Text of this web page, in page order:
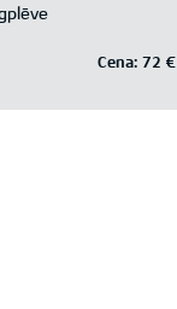
Cena: 72 €